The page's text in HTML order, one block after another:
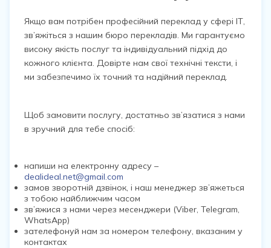
Якщо вам потрібен професійний переклад у сфері ІТ,
зв’яжіться з нашим бюро перекладів. Ми гарантуємо
високу якість послуг та індивідуальний підхід до
кожного клієнта. Довірте нам свої технічні тексти, і
ми забезпечимо їх точний та надійний переклад.
Щоб замовити послугу, достатньо зв’язатися з нами
в зручний для тебе спосіб:
напиши на електронну адресу –
dealideal.net@gmail.com
замов зворотній дзвінок, і наш менеджер зв’яжеться
з тобою найближчим часом
зв’яжися з нами через месенджери (Viber, Telegram,
WhatsApp)
зателефонуй нам за номером телефону, вказаним у
контактах